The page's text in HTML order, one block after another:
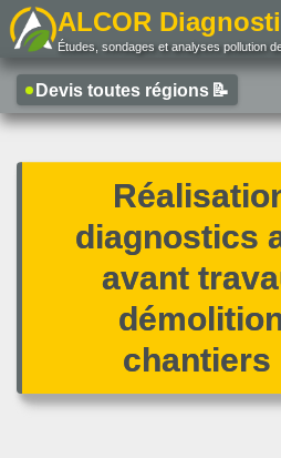
au
contenu
ALCOR
Études, sondages et analyses pollution
Devis toutes régions 📝
diagnostics
avant
chantiers